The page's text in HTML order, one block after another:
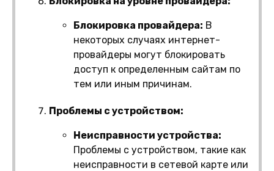
Блокировка провайдера: В
некоторых случаях интернет-
провайдеры могут блокировать
доступ к определенным сайтам по
тем или иным причинам.
Проблемы с устройством:
Неисправности устройства:
Проблемы с устройством, такие как
неисправности в сетевой карте или